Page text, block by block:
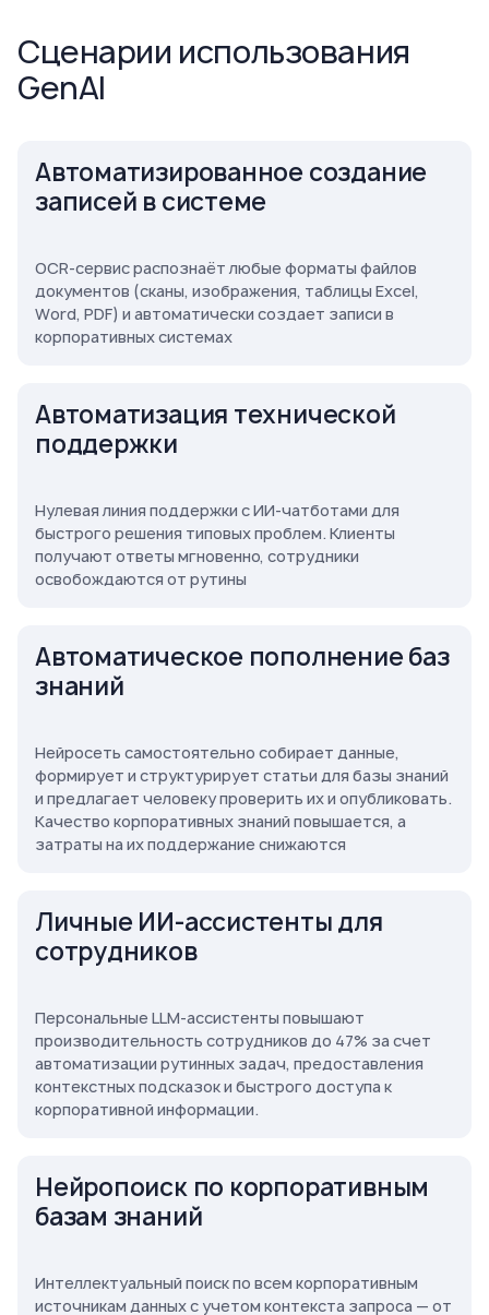
Cценарии использования
GenAI
Автоматизированное создание
записей в системе
OCR-сервис распознаёт любые форматы файлов
документов (сканы, изображения, таблицы Excel,
Word, PDF) и автоматически создает записи в
корпоративных системах
Автоматизация технической
поддержки
Нулевая линия поддержки с ИИ-чатботами для
быстрого решения типовых проблем. Клиенты
получают ответы мгновенно, сотрудники
освобождаются от рутины
Автоматическое пополнение баз
знаний
Нейросеть самостоятельно собирает данные,
формирует и структурирует статьи для базы знаний
и предлагает человеку проверить их и опубликовать.
Качество корпоративных знаний повышается, а
затраты на их поддержание снижаются
Личные ИИ-ассистенты для
сотрудников
Персональные LLM-ассистенты повышают
производительность сотрудников до 47% за счет
автоматизации рутинных задач, предоставления
контекстных подсказок и быстрого доступа к
корпоративной информации.
Нейропоиск по корпоративным
базам знаний
Интеллектуальный поиск по всем корпоративным
источникам данных с учетом контекста запроса — от